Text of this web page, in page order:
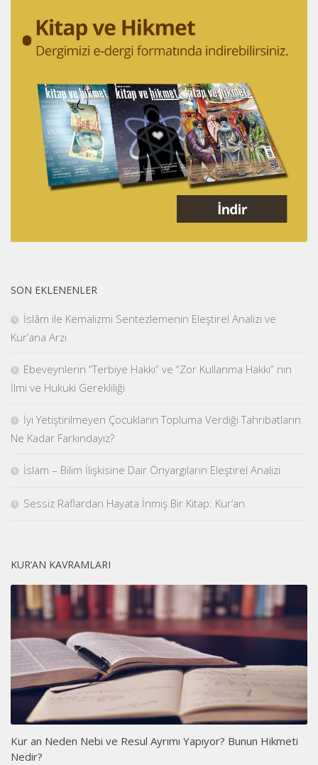
SON EKLENENLER
İslâm ile Kemalizmi Sentezlemenin Eleştirel Analizi ve
Kur’ana Arzı
Ebeveynlerin “Terbiye Hakkı” ve “Zor Kullanma Hakkı” nın
İlmi ve Hukuki Gerekliliği
İyi Yetiştirilmeyen Çocukların Topluma Verdiği Tahribatların
Ne Kadar Farkındayız?
İslam – Bilim İlişkisine Dair Önyargıların Eleştirel Analizi
Sessiz Raflardan Hayata İnmiş Bir Kitap: Kur’an
KUR’AN KAVRAMLARI
Kur an Neden Nebi ve Resul Ayrımı Yapıyor? Bunun Hikmeti
Nedir?